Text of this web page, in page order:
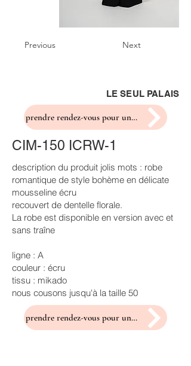
Previous Next
LE SEUL PALAIS
prendre rendez-vous pour un essayage
CIM-150 ICRW-1
description du produit jolis mots : robe
romantique de style bohème en délicate
mousseline écru
recouvert de dentelle florale.
La robe est disponible en version avec et
sans traîne
ligne : A
couleur : écru
tissu : mikado
nous cousons jusqu'à la taille 50
prendre rendez-vous pour un essayage